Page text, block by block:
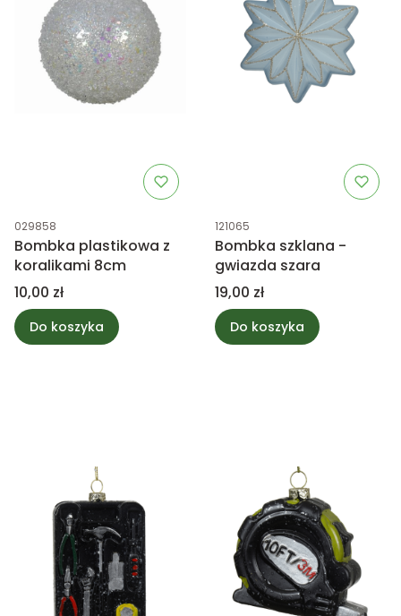
Kod produktu
029858
Bombka plastikowa z
koralikami 8cm
Cena
10,00 zł
Do koszyka
Kod produktu
121065
Bombka szklana -
gwiazda szara
Cena
19,00 zł
Do koszyka